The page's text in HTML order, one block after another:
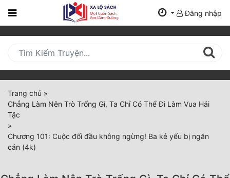
Trang
Mới
Cập
Nhật
(current)
BXH
Thể Loại
Đăng nhập
Trang chủ »
Chẳng Làm Nên Trò Trống Gì, Ta Chỉ Có Thể Đi Làm Vua Hải
Tặc
»
Chương 101: Cuộc đối đầu không ngừng! Ba kẻ yếu bị ngăn
cản (4k)